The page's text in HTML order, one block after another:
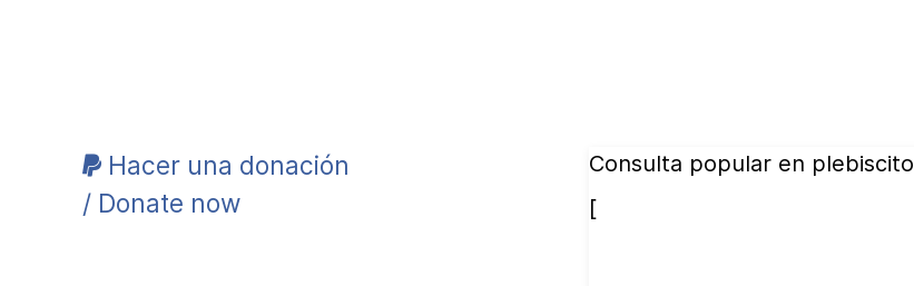
Hacer una donación
/ Donate now
Consulta popular en plebiscito
[